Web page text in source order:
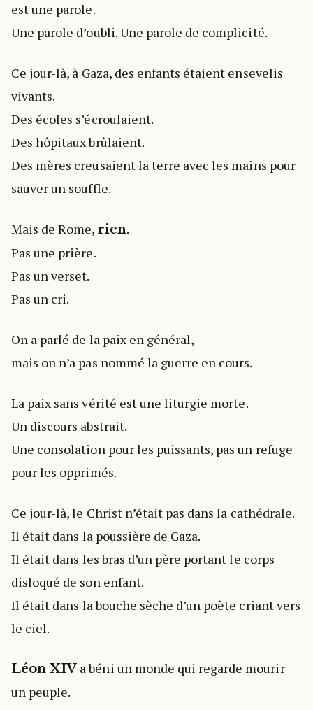
est une parole.
Une parole d’oubli. Une parole de complicité.
Ce jour-là, à Gaza, des enfants étaient ensevelis
vivants.
Des écoles s’écroulaient.
Des hôpitaux brûlaient.
Des mères creusaient la terre avec les mains pour
sauver un souffle.
Mais de Rome, rien.
Pas une prière.
Pas un verset.
Pas un cri.
On a parlé de la paix en général,
mais on n’a pas nommé la guerre en cours.
La paix sans vérité est une liturgie morte.
Un discours abstrait.
Une consolation pour les puissants, pas un refuge
pour les opprimés.
Ce jour-là, le Christ n’était pas dans la cathédrale.
Il était dans la poussière de Gaza.
Il était dans les bras d’un père portant le corps
disloqué de son enfant.
Il était dans la bouche sèche d’un poète criant vers
le ciel.
Léon XIV a béni un monde qui regarde mourir
un peuple.